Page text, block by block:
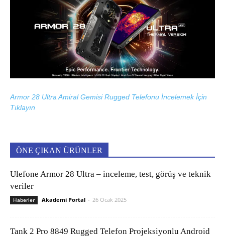
Armor 28 Ultra Amiral Gemisi Rugged Telefonu İncelemek İçin
Tıklayın
ÖNE ÇIKAN ÜRÜNLER
Ulefone Armor 28 Ultra – inceleme, test, görüş ve teknik
veriler
Haberler Akademi Portal - 26 Ocak 2025
Tank 2 Pro 8849 Rugged Telefon Projeksiyonlu Android